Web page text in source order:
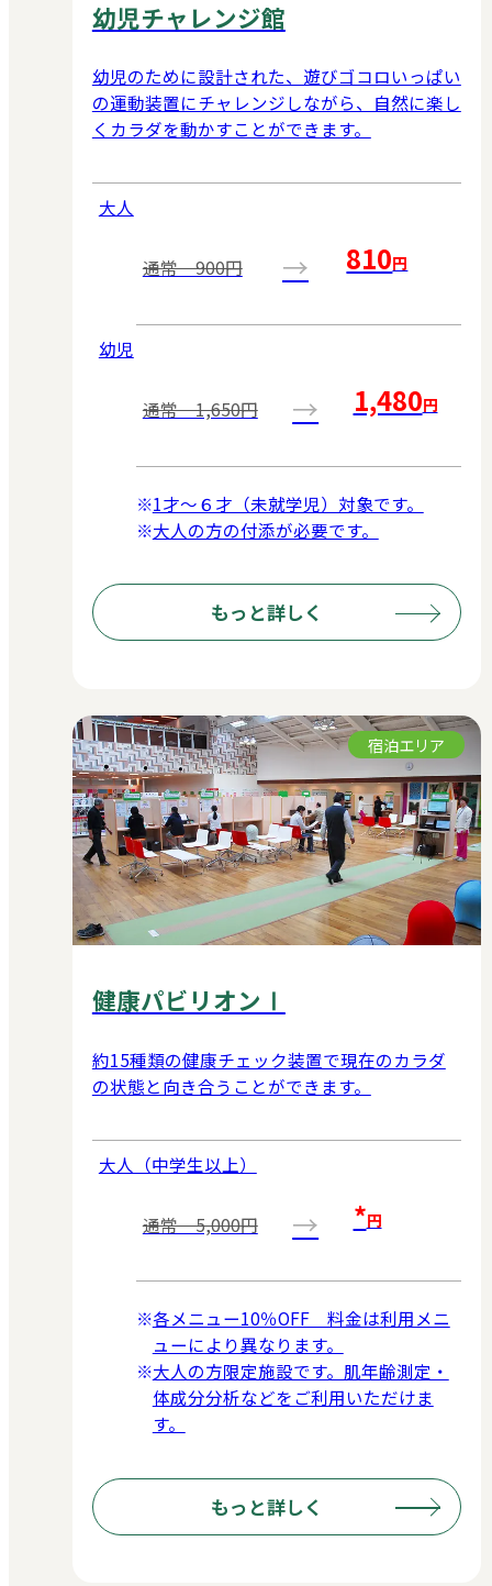
幼児チャレンジ館
幼児のために設計された、遊びゴコロいっぱい
の運動装置にチャレンジしながら、自然に楽し
くカラダを動かすことができます。
大人
通常 900円 → 810円
幼児
通常 1,650円 → 1,480円
1才～６才（未就学児）対象です。
大人の方の付添が必要です。
もっと詳しく
宿泊エリア
健康パビリオンⅠ
約15種類の健康チェック装置で現在のカラダ
の状態と向き合うことができます。
大人（中学生以上）
通常 5,000円 → *円
各メニュー10％OFF 料金は利用メニ
ューにより異なります。
大人の方限定施設です。肌年齢測定・
体成分分析などをご利用いただけま
す。
もっと詳しく